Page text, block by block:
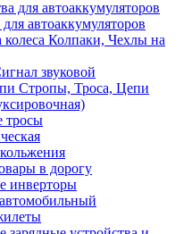
автоаккумуляторов
Колпаки, Чехлы на
звуковой
Стропы, Троса, Цепи
тросы
в дорогу
инверторы